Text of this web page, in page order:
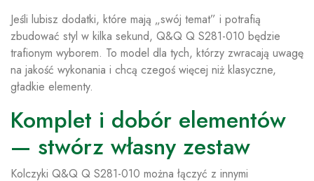
Jeśli lubisz dodatki, które mają „swój temat” i potrafią
zbudować styl w kilka sekund, Q&Q Q S281-010 będzie
trafionym wyborem. To model dla tych, którzy zwracają uwagę
na jakość wykonania i chcą czegoś więcej niż klasyczne,
gładkie elementy.
Komplet i dobór elementów
— stwórz własny zestaw
Kolczyki Q&Q Q S281-010 można łączyć z innymi